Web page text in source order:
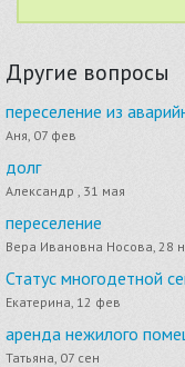
Другие вопросы
переселение из
Аня, 07 фев
долг
Александр , 31 мая
переселение
Вера Ивановна Носова, 28
Статус многодетной
Екатерина, 12 фев
аренда нежилого
Татьяна, 07 сен